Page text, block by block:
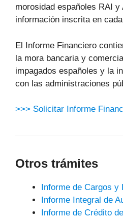
morosidad españoles RAI y
información inscrita en
El Informe Financiero
la mora bancaria y
impagados españoles y la
con las administraciones
>>> Solicitar Informe
Otros trámites
Informe de Cargos
Informe Integral de
Informe de Crédito